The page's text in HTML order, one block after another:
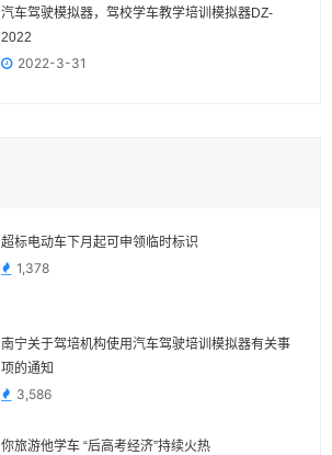
汽车驾驶模拟器，驾校学车教学培训模拟器DZ-
2022
2022-3-31
超标电动车下月起可申领临时标识
1,378
南宁关于驾培机构使用汽车驾驶培训模拟器有关事
项的通知
3,586
你旅游他学车 “后高考经济”持续火热